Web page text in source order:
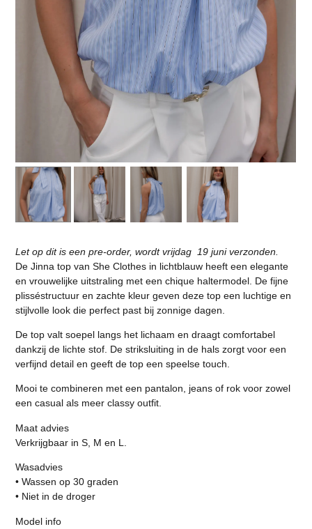
Let op dit is een pre-order, wordt vrijdag 19 juni verzonden.
De Jinna top van She Clothes in lichtblauw heeft een elegante
en vrouwelijke uitstraling met een chique haltermodel. De fijne
plisséstructuur en zachte kleur geven deze top een luchtige en
stijlvolle look die perfect past bij zonnige dagen.
De top valt soepel langs het lichaam en draagt comfortabel
dankzij de lichte stof. De striksluiting in de hals zorgt voor een
verfijnd detail en geeft de top een speelse touch.
Mooi te combineren met een pantalon, jeans of rok voor zowel
een casual als meer classy outfit.
Maat advies
Verkrijgbaar in S, M en L.
Wasadvies
• Wassen op 30 graden
• Niet in de droger
Model info